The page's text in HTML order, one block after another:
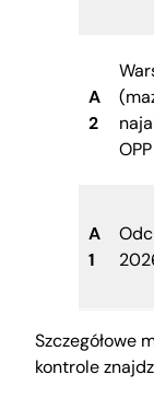
A
2
A
1
Szczegółowe
kontrole